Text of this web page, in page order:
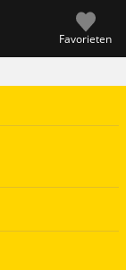
Favorieten